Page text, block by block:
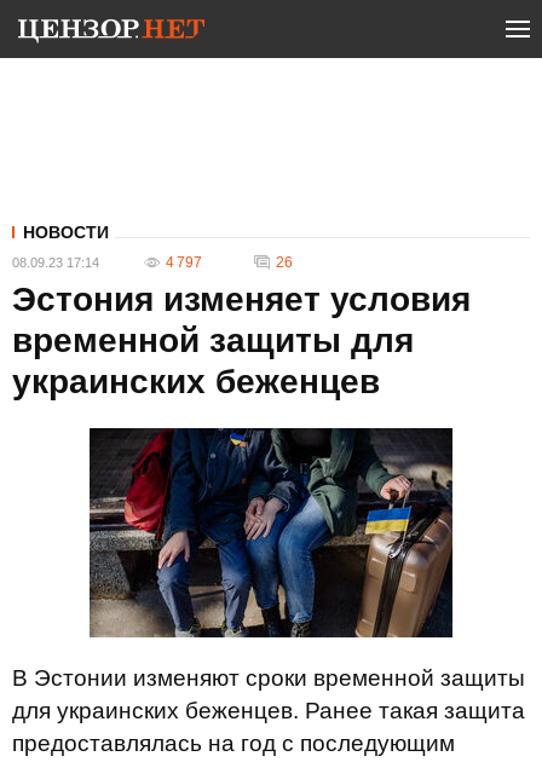
НОВОСТИ
08.09.23 17:14 4 797 26
Эстония изменяет условия
временной защиты для
украинских беженцев
В Эстонии изменяют сроки временной защиты
для украинских беженцев. Ранее такая защита
предоставлялась на год с последующим